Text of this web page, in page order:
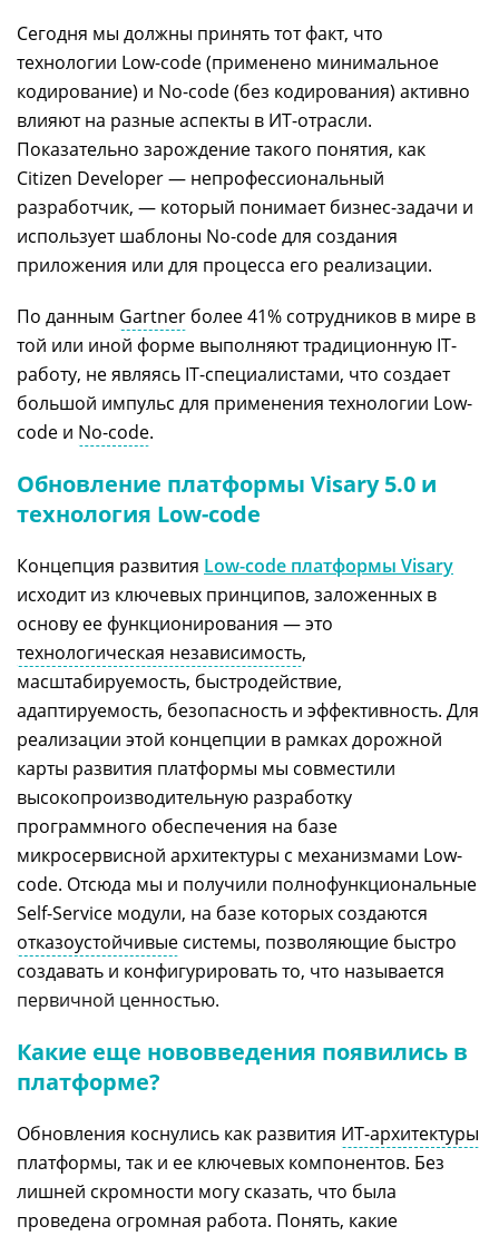
Сегодня мы должны принять тот факт, что
технологии Low-code (применено минимальное
кодирование) и No-code (без кодирования) активно
влияют на разные аспекты в ИТ-отрасли.
Показательно зарождение такого понятия, как
Citizen Developer — непрофессиональный
разработчик, — который понимает бизнес-задачи и
использует шаблоны No-code для создания
приложения или для процесса его реализации.
По данным Gartner более 41% сотрудников в мире в
той или иной форме выполняют традиционную IT-
работу, не являясь IT-специалистами, что создает
большой импульс для применения технологии Low-
code и No-code.
Обновление платформы Visary 5.0 и
технология Low-code
Концепция развития Low-code платформы Visary
исходит из ключевых принципов, заложенных в
основу ее функционирования — это
технологическая независимость,
масштабируемость, быстродействие,
адаптируемость, безопасность и эффективность. Для
реализации этой концепции в рамках дорожной
карты развития платформы мы совместили
высокопроизводительную разработку
программного обеспечения на базе
микросервисной архитектуры с механизмами Low-
code. Отсюда мы и получили полнофункциональные
Self-Service модули, на базе которых создаются
отказоустойчивые системы, позволяющие быстро
создавать и конфигурировать то, что называется
первичной ценностью.
Какие еще нововведения появились в
платформе?
Обновления коснулись как развития ИТ-архитектуры
платформы, так и ее ключевых компонентов. Без
лишней скромности могу сказать, что была
проведена огромная работа. Понять, какие